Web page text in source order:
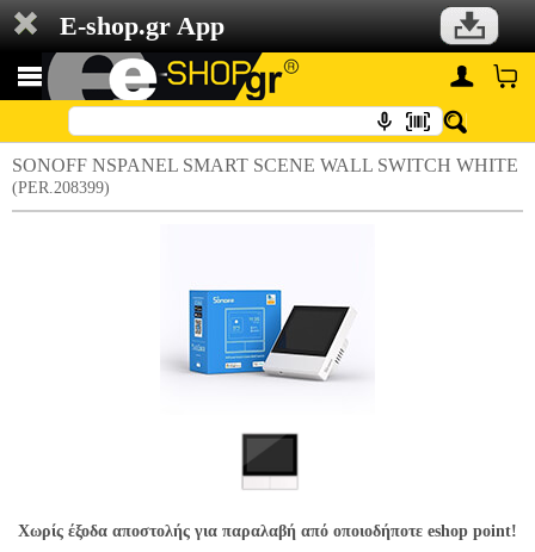
E-shop.gr App
SONOFF NSPANEL SMART SCENE WALL SWITCH WHITE
(PER.208399)
Χωρίς έξοδα αποστολής για παραλαβή από οποιοδήποτε eshop point!